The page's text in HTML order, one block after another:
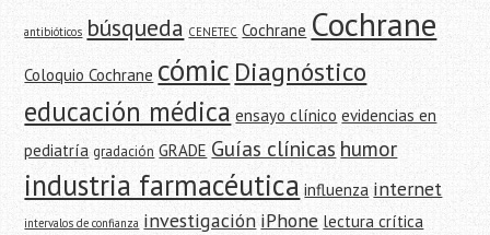
antibióticos búsqueda CENETEC Cochrane Cochrane
Coloquio Cochrane cómic Diagnóstico
educación médica ensayo clínico evidencias en
pediatría gradación GRADE Guías clínicas humor
industria farmacéutica influenza internet
intervalos de confianza investigación iPhone lectura crítica